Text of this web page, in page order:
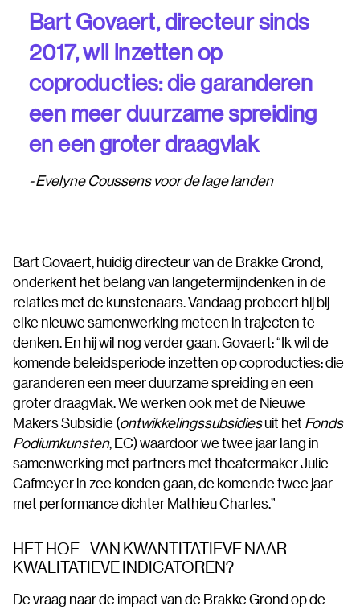
Bart Govaert, directeur sinds
2017, wil inzetten op
coproducties: die garanderen
een meer duurzame spreiding
en een groter draagvlak
Evelyne Coussens voor de lage landen
Bart Govaert, huidig directeur van de Brakke Grond,
onderkent het belang van langetermijndenken in de
relaties met de kunstenaars. Vandaag probeert hij bij
elke nieuwe samenwerking meteen in trajecten te
denken. En hij wil nog verder gaan. Govaert: “Ik wil de
komende beleidsperiode inzetten op coproducties: die
garanderen een meer duurzame spreiding en een
groter draagvlak. We werken ook met de Nieuwe
Makers Subsidie (ontwikkelingssubsidiesuit het Fonds
Podiumkunsten, EC) waardoor we twee jaar lang in
samenwerking met partners met theatermaker Julie
Cafmeyer in zee konden gaan, de komende twee jaar
met performance dichter Mathieu Charles.”
HET HOE - VAN KWANTITATIEVE NAAR
KWALITATIEVE INDICATOREN?
De vraag naar de impact van de Brakke Grond op de